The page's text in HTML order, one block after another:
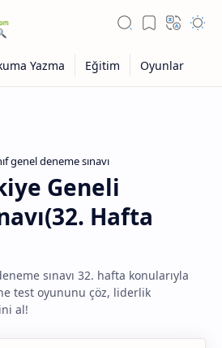
genel deneme sınavı
Geneli
Hafta
sınavı 32. hafta konularıyla
test oyununu çöz, liderlik
al!